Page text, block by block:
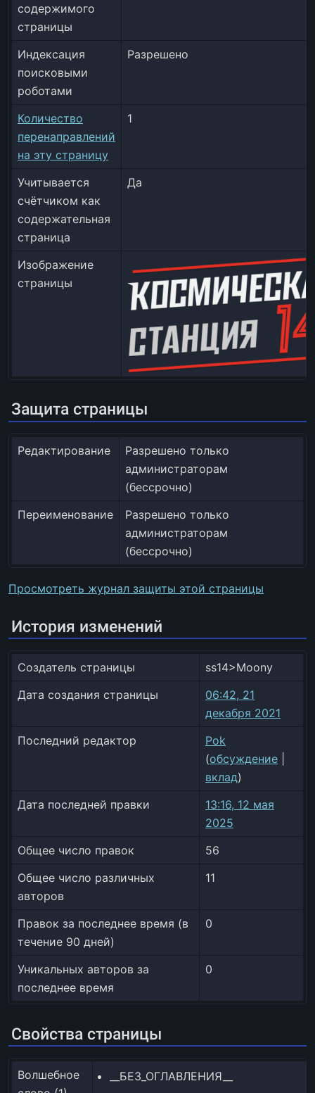
содержимого
страницы
Индексация
поисковыми
роботами
Разрешено
Количество
перенаправлений
на эту страницу
1
Учитывается
счётчиком как
содержательная
страница
Да
Изображение
страницы
Защита страницы
Редактирование
Разрешено только
администраторам
(бессрочно)
Переименование
Разрешено только
администраторам
(бессрочно)
Просмотреть журнал защиты этой страницы
История изменений
Создатель страницы
ss14>Moony
Дата создания страницы
06:42, 21
декабря 2021
Последний редактор
Pok
(обсуждение
вклад)
Дата последней правки
13:16, 12 мая
2025
Общее число правок
56
Общее число различных
авторов
11
Правок за последнее время (в
течение 90 дней)
0
Уникальных авторов за
последнее время
0
Свойства страницы
Волшебное
__БЕЗ_ОГЛАВЛЕНИЯ__